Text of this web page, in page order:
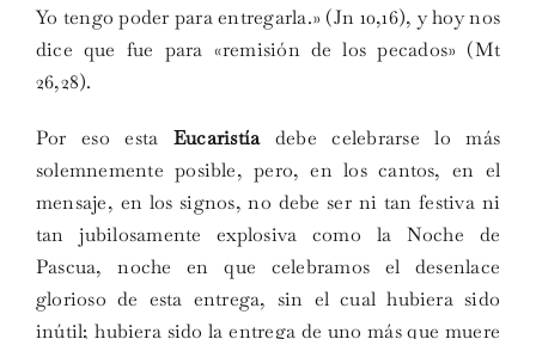
Yo tengo poder para entregarla.» (Jn 10,16), y hoy nos
dice que fue para «remisión de los pecados» (Mt
26,28).
Por eso esta Eucaristíadebe celebrarse lo más
solemnemente posible, pero, en los cantos, en el
mensaje, en los signos, no debe ser ni tan festiva ni
tan jubilosamente explosiva como la Noche de
Pascua, noche en que celebramos el desenlace
glorioso de esta entrega, sin el cual hubiera sido
inútil; hubiera sido la entrega de uno más que muere